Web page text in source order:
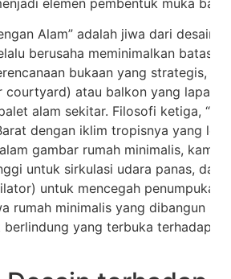
Alam” adalah jiwa dari desain
berusaha meminimalkan batas
bukaan yang strategis,
courtyard) atau balkon yang
alam sekitar. Filosofi ketiga,
dengan iklim tropisnya yang
gambar rumah minimalis, kami
untuk sirkulasi udara panas, dan
untuk mencegah penumpukan
rumah minimalis yang dibangun
yang terbuka terhadap